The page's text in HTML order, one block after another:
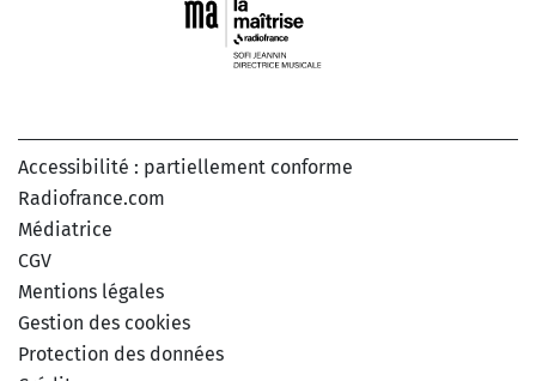
Accessibilité : partiellement conforme
Radiofrance.com
Médiatrice
CGV
Mentions légales
Gestion des cookies
Protection des données